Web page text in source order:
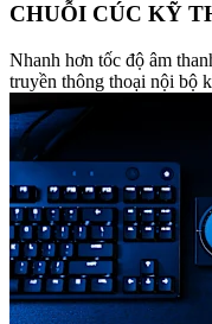
CHUỖI CÚC KỸ
Nhanh hơn tốc độ âm
truyền thông thoại nội bộ